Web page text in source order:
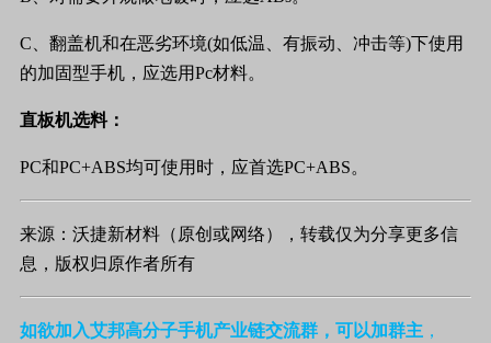
C、翻盖机和在恶劣环境(如低温、有振动、冲击等)下使用
的加固型手机，应选用Pc材料。
直板机选料：
PC和PC+ABS均可使用时，应首选PC+ABS。
来源：沃捷新材料（原创或网络），转载仅为分享更多信
息，版权归原作者所有
如欲加入艾邦高分子手机产业链交流群，可以加群主 ，